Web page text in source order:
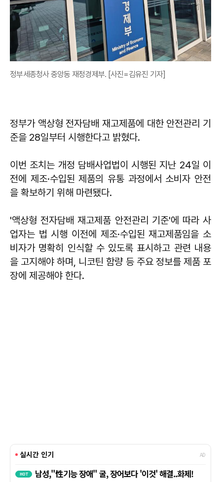
정부세종청사 중앙동 재정경제부. [사진=김유진 기자]
정부가 액상형 전자담배 재고제품에 대한 안전관리 기
준을 28일부터 시행한다고 밝혔다.
이번 조치는 개정 담배사업법이 시행된 지난 24일 이
전에 제조·수입된 제품의 유통 과정에서 소비자 안전
을 확보하기 위해 마련됐다.
'액상형 전자담배 재고제품 안전관리 기준'에 따라 사
업자는 법 시행 이전에 제조·수입된 재고제품임을 소
비자가 명확히 인식할 수 있도록 표시하고 관련 내용
을 고지해야 하며, 니코틴 함량 등 주요 정보를 제품 포
장에 제공해야 한다.